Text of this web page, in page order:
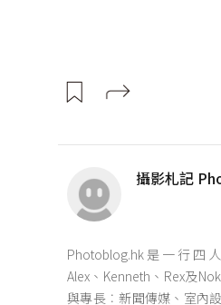
攝影札記
Photoblog.hk是一行四
Alex、Kenneth、Rex及
與專長︰新聞傳媒、室內